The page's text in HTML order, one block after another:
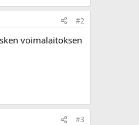
#2
voimalaitoksen
#3